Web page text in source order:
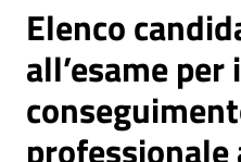
Elenco
all’esame per
professionale